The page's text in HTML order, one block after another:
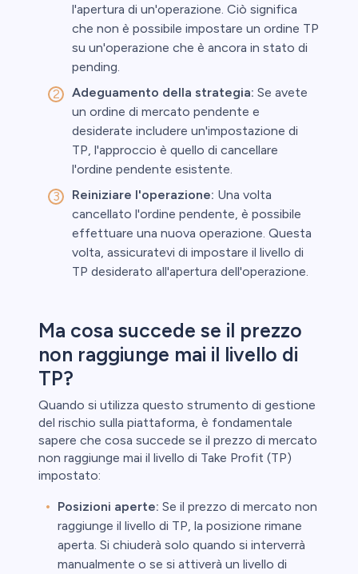
l'apertura di un'operazione. Ciò significa
che non è possibile impostare un ordine TP
su un'operazione che è ancora in stato di
pending.
Adeguamento della strategia: Se avete
un ordine di mercato pendente e
desiderate includere un'impostazione di
TP, l'approccio è quello di cancellare
l'ordine pendente esistente.
Reiniziare l'operazione: Una volta
cancellato l'ordine pendente, è possibile
effettuare una nuova operazione. Questa
volta, assicuratevi di impostare il livello di
TP desiderato all'apertura dell'operazione.
Ma cosa succede se il prezzo
non raggiunge mai il livello di
TP?
Quando si utilizza questo strumento di gestione
del rischio sulla piattaforma, è fondamentale
sapere che cosa succede se il prezzo di mercato
non raggiunge mai il livello di Take Profit (TP)
impostato:
Posizioni aperte: Se il prezzo di mercato non
raggiunge il livello di TP, la posizione rimane
aperta. Si chiuderà solo quando si interverrà
manualmente o se si attiverà un livello di